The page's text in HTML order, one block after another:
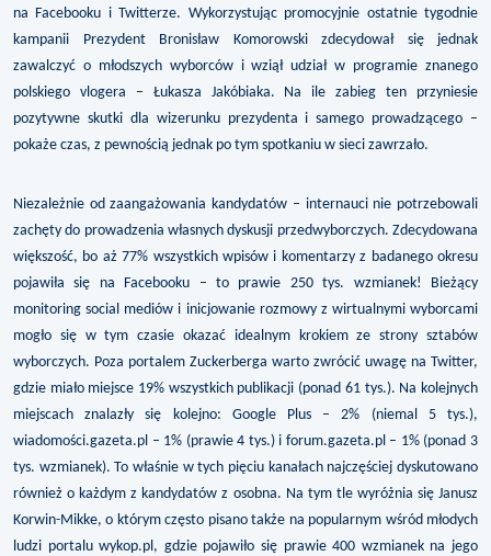
na Facebooku i Twitterze. Wykorzystując promocyjnie ostatnie tygodnie
kampanii Prezydent Bronisław Komorowski zdecydował się jednak
zawalczyć o młodszych wyborców i wziął udział w programie znanego
polskiego vlogera – Łukasza Jakóbiaka. Na ile zabieg ten przyniesie
pozytywne skutki dla wizerunku prezydenta i samego prowadzącego –
pokaże czas, z pewnością jednak po tym spotkaniu w sieci zawrzało.
Niezależnie od zaangażowania kandydatów – internauci nie potrzebowali
zachęty do prowadzenia własnych dyskusji przedwyborczych. Zdecydowana
większość, bo aż 77% wszystkich wpisów i komentarzy z badanego okresu
pojawiła się na Facebooku – to prawie 250 tys. wzmianek! Bieżący
monitoring social mediów i inicjowanie rozmowy z wirtualnymi wyborcami
mogło się w tym czasie okazać idealnym krokiem ze strony sztabów
wyborczych. Poza portalem Zuckerberga warto zwrócić uwagę na Twitter,
gdzie miało miejsce 19% wszystkich publikacji (ponad 61 tys.). Na kolejnych
miejscach znalazły się kolejno: Google Plus – 2% (niemal 5 tys.),
wiadomości.gazeta.pl – 1% (prawie 4 tys.) i forum.gazeta.pl – 1% (ponad 3
tys. wzmianek). To właśnie w tych pięciu kanałach najczęściej dyskutowano
również o każdym z kandydatów z osobna. Na tym tle wyróżnia się Janusz
Korwin-Mikke, o którym często pisano także na popularnym wśród młodych
ludzi portalu wykop.pl, gdzie pojawiło się prawie 400 wzmianek na jego